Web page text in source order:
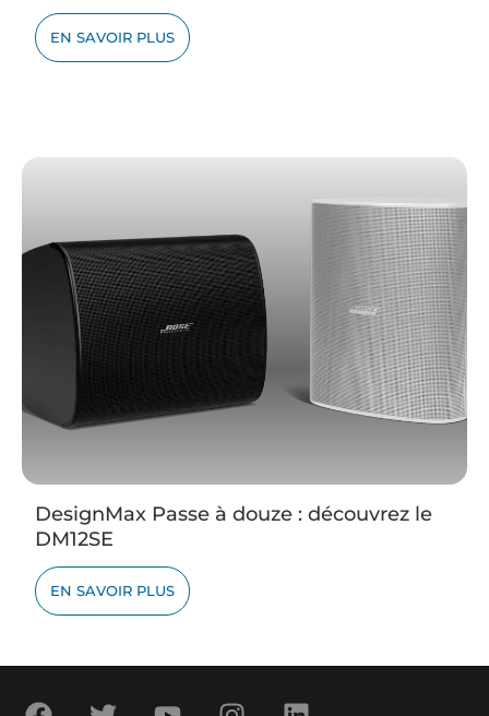
EN SAVOIR PLUS
DesignMax Passe à douze : découvrez le
DM12SE
EN SAVOIR PLUS